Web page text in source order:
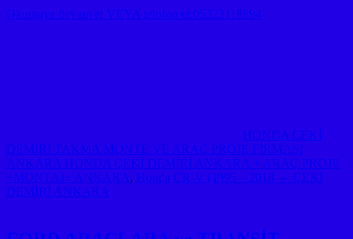
Okumaya devam et VEYA telofon et:05323118894
HONDA ÇEKİ
DEMİRİ TAKMA MONTE VE ARAÇ PROJE FİRMASI
ANKARA HONDA ÇEKİ DEMİRİ ANKARA + ARAÇ PROJE
+MONTAJ+ ANKARA, Honda CR-V (1995 – 2018 ⇔ ÇEKİ
DEMİRİ ANKARA